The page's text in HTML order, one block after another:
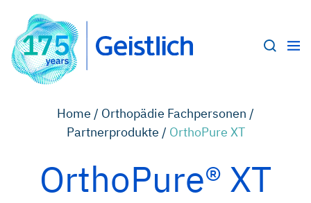
Home / Orthopädie Fachpersonen /
Partnerprodukte / OrthoPure XT
OrthoPure® XT